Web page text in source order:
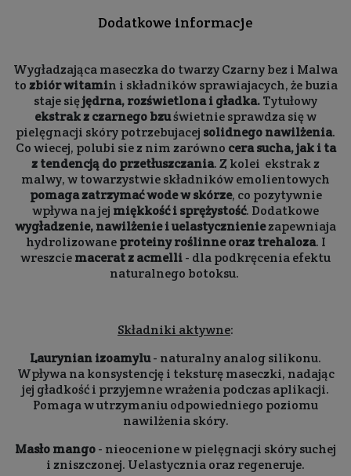
Dodatkowe informacje
Wygładzająca maseczka do twarzy Czarny bez i Malwa
tozbiór witamin i składników sprawiajacych, że buzia
staje sięjędrna, rozświetlona i gładka.Tytułowy
ekstrak z czarnego bzuświetnie sprawdza się w
pielęgnacji skóry potrzebujacej solidnego nawilżenia.
Co wiecej, polubi sie z nim zarówno cera sucha, jak i ta
z tendencją do przetłuszczania. Z kolei ekstrak z
malwy, w towarzystwie składników emolientowych
pomaga zatrzymać wode w skórze, co pozytywnie
wpływa na jej miękkość i sprężystość. Dodatkowe
wygładzenie, nawilżenie i uelastycznieniezapewniaja
hydrolizowaneproteiny roślinne oraz trehaloza. I
wreszciemacerat z acmelli- dla podkręcenia efektu
naturalnego botoksu.
Składniki aktywne:
Laurynian izoamylu- naturalny analog silikonu.
Wpływa na konsystencję i teksturę maseczki, nadając
jej gładkość i przyjemne wrażenia podczas aplikacji.
Pomaga w utrzymaniu odpowiedniego poziomu
nawilżenia skóry.
Masło mango- nieocenione w pielęgnacji skóry suchej
i zniszczonej. Uelastycznia oraz regeneruje.